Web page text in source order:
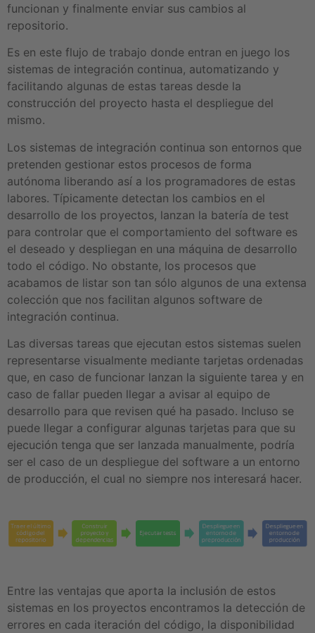
funcionan y finalmente enviar sus cambios al
repositorio.
Es en este flujo de trabajo donde entran en juego los
sistemas de integración continua, automatizando y
facilitando algunas de estas tareas desde la
construcción del proyecto hasta el despliegue del
mismo.
Los sistemas de integración continua son entornos que
pretenden gestionar estos procesos de forma
autónoma liberando así a los programadores de estas
labores. Típicamente detectan los cambios en el
desarrollo de los proyectos, lanzan la batería de test
para controlar que el comportamiento del software es
el deseado y despliegan en una máquina de desarrollo
todo el código. No obstante, los procesos que
acabamos de listar son tan sólo algunos de una extensa
colección que nos facilitan algunos software de
integración continua.
Las diversas tareas que ejecutan estos sistemas suelen
representarse visualmente mediante tarjetas ordenadas
que, en caso de funcionar lanzan la siguiente tarea y en
caso de fallar pueden llegar a avisar al equipo de
desarrollo para que revisen qué ha pasado. Incluso se
puede llegar a configurar algunas tarjetas para que su
ejecución tenga que ser lanzada manualmente, podría
ser el caso de un despliegue del software a un entorno
de producción, el cual no siempre nos interesará hacer.
Entre las ventajas que aporta la inclusión de estos
sistemas en los proyectos encontramos la detección de
errores en cada iteración del código, la disponibilidad